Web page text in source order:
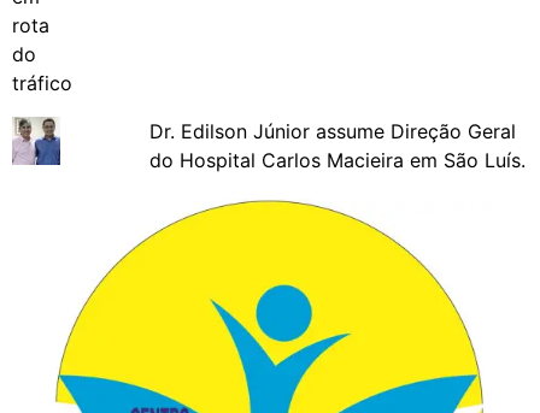
Dr. Edilson Júnior assume Direção Geral
do Hospital Carlos Macieira em São Luís.